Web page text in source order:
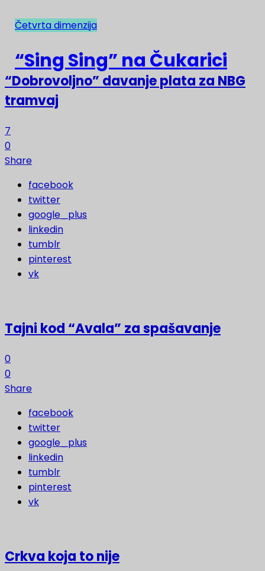
NAJNOVIJE
“Dobrovoljno” davanje plata za NBG
tramvaj
7
0
Share
facebook
twitter
google_plus
linkedin
tumblr
pinterest
vk
Tajni kod “Avala” za spašavanje
0
0
Share
facebook
twitter
google_plus
linkedin
tumblr
pinterest
vk
Crkva koja to nije
Četvrta dimenzija
“Sing Sing” na Čukarici